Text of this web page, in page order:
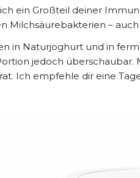
ein Großteil deiner
Milchsäurebakterien –
in Naturjoghurt und in
jedoch
Ich empfehle dir eine